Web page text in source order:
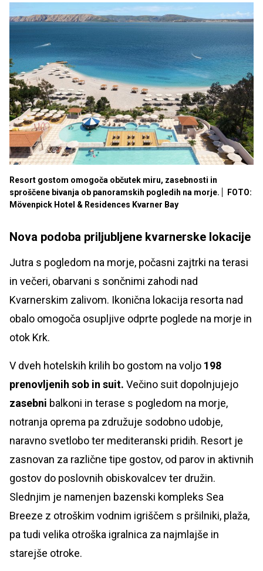
Resort gostom omogoča občutek miru, zasebnosti in
sproščene bivanja ob panoramskih pogledih na morje.
FOTO:
Mövenpick Hotel & Residences Kvarner Bay
Nova podoba priljubljene kvarnerske lokacije
Jutra s pogledom na morje, počasni zajtrki na terasi
in večeri, obarvani s sončnimi zahodi nad
Kvarnerskim zalivom. Ikonična lokacija resorta nad
obalo omogoča osupljive odprte poglede na morje in
otok Krk.
V dveh hotelskih krilih bo gostom na voljo 198
prenovljenih sob in suit. Večino suit dopolnjujejo
zasebni balkoni in terase s pogledom na morje,
notranja oprema pa združuje sodobno udobje,
naravno svetlobo ter mediteranski pridih. Resort je
zasnovan za različne tipe gostov, od parov in aktivnih
gostov do poslovnih obiskovalcev ter družin.
Slednjim je namenjen bazenski kompleks Sea
Breeze z otroškim vodnim igriščem s pršilniki, plaža,
pa tudi velika otroška igralnica za najmlajše in
starejše otroke.